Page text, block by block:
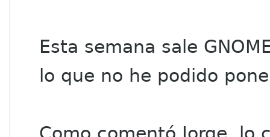
Esta semana sale
lo que no he podido